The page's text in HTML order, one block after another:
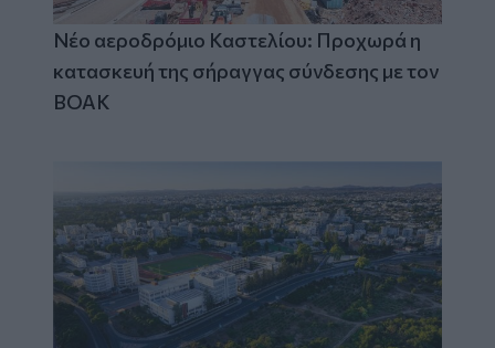
Νέο αεροδρόμιο Καστελίου: Προχωρά η
κατασκευή της σήραγγας σύνδεσης με τον
ΒΟΑΚ